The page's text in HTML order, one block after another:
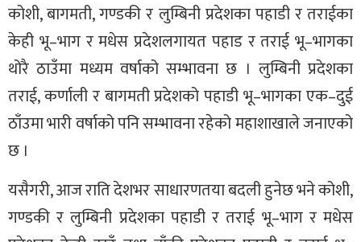
कोशी, बागमती, गण्डकी र लुम्बिनी प्रदेशका पहाडी र तराईका
केही भू–भाग र मधेस प्रदेशलगायत पहाड र तराई भू–भागका
थोरै ठाउँमा मध्यम वर्षाको सम्भावना छ । लुम्बिनी प्रदेशका
तराई, कर्णाली र बागमती प्रदेशको पहाडी भू–भागका एक–दुई
ठाँउमा भारी वर्षाको पनि सम्भावना रहेको महाशाखाले जनाएको
छ ।
यसैगरी, आज राति देशभर साधारणतया बदली हुनेछ भने कोशी,
गण्डकी र लुम्बिनी प्रदेशका पहाडी र तराई भू–भाग र मधेस